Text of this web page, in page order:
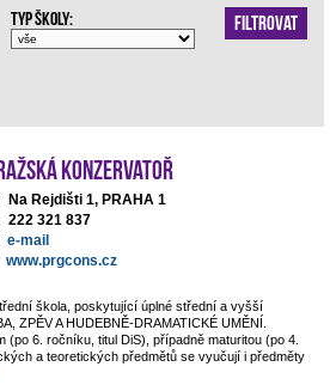
Filtrovat
Typ školy:
konzervatoř
Na Rejdišti 1, PRAHA 1
222 321 837
e-mail
www.prgcons.cz
škola, poskytující úplné střední a vyšší
ZPĚV A HUDEBNĚ-DRAMATICKÉ UMĚNÍ.
(po 6. ročníku, titul DiS), případně maturitou (po 4.
a teoretických předmětů se vyučují i předměty